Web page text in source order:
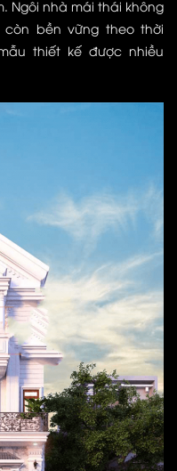
Ngôi nhà mái thái không
bền vững theo thời
thiết kế được nhiều